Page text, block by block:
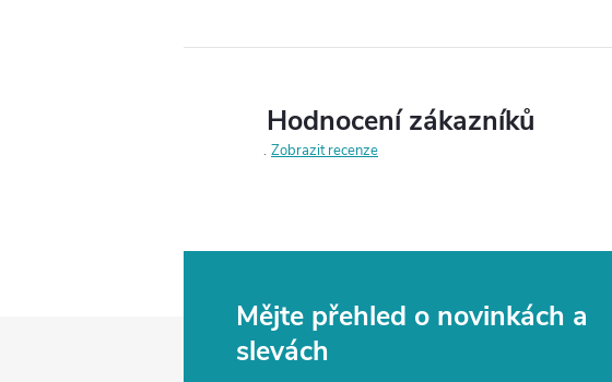
Hodnocení zákazníků
Zobrazit recenze
Mějte přehled o novinkách a
slevách